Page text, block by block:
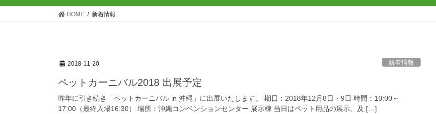
HOME 新着情報
2018-11-20 新着情報
ペットカーニバル2018 出展予定
昨年に引き続き「ペットカーニバル in 沖縄」に出展いたします。 期日：2018年12月8日・9日 時間：10:00～
17:00（最終入場16:30） 場所：沖縄コンベンションセンター 展示棟 当日はペット用品の展示、及 […]